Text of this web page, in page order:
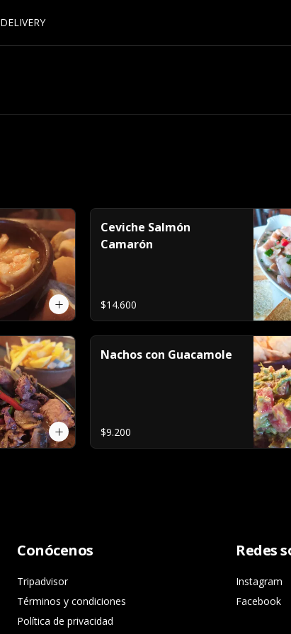
DELIVERY
Ceviche Salmón
Camarón
$14.600
Nachos con Guacamole
$9.200
Conócenos
Tripadvisor
Términos y condiciones
Política de privacidad
Redes
Instagram
Facebook